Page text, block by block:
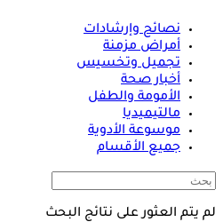
نصائح وإرشادات
أمراض مزمنة
تجميل وتخسيس
أخبار صحة
الأمومة والطفل
مالتيميديا
موسوعة الأدوية
جميع الأقسام
لم يتم العثور على نتائج البحث